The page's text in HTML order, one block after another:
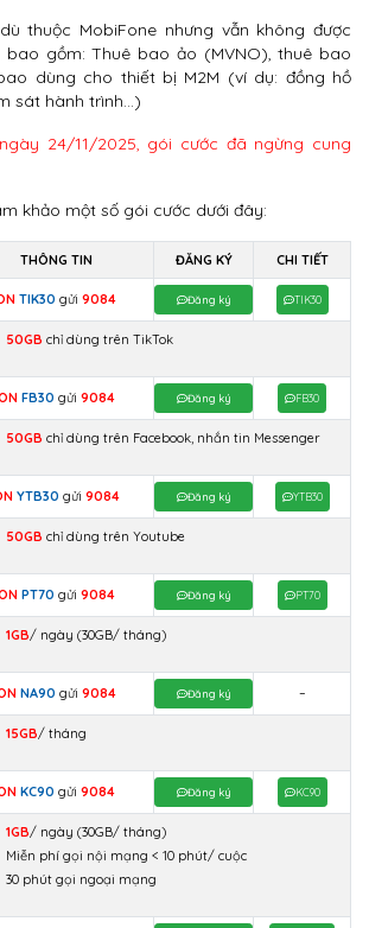
thuộc MobiFone nhưng vẫn không được
bao gồm: Thuê bao ảo (MVNO), thuê bao
dùng cho thiết bị M2M (ví dụ: đồng hồ
sát hành trình…)
24/11/2025, gói cước đã ngừng cung
khảo một số gói cước dưới đây:
THÔNG TIN ĐĂNG KÝ CHI TIẾT
TIK30 gửi 9084 Đăng ký TIK30
50GB chỉ dùng trên TikTok
FB30 gửi 9084 Đăng ký FB30
50GB chỉ dùng trên Facebook, nhắn tin Messenger
YTB30 gửi 9084 Đăng ký YTB30
50GB chỉ dùng trên Youtube
PT70 gửi 9084 Đăng ký PT70
1GB/ ngày (30GB/ tháng)
NA90 gửi 9084 Đăng ký –
15GB/ tháng
KC90 gửi 9084 Đăng ký KC90
1GB/ ngày (30GB/ tháng)
Miễn phí gọi nội mạng < 10 phút/ cuộc
30 phút gọi ngoại mạng